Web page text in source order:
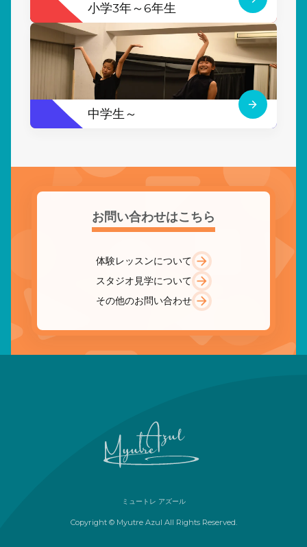
小学3年～6年生
中学生～
お問い合わせはこちら
体験レッスンについて
スタジオ見学について
その他のお問い合わせ
ミュートレ アズール
Copyright © Myutre Azul All Rights Reserved.